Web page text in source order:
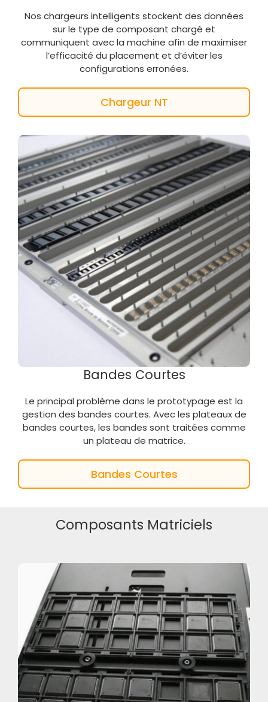
Nos chargeurs intelligents stockent des données
sur le type de composant chargé et
communiquent avec la machine afin de maximiser
l’efficacité du placement et d’éviter les
configurations erronées.
Chargeur NT
Bandes Courtes
Le principal problème dans le prototypage est la
gestion des bandes courtes. Avec les plateaux de
bandes courtes, les bandes sont traitées comme
un plateau de matrice.
Bandes Courtes
Composants Matriciels